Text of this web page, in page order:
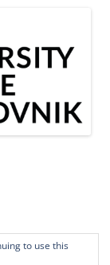
to use this